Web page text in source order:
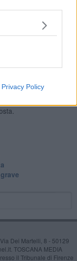
Privacy Policy
iscriviti alla
Dei Martelli, 8 - 50129
TOSCANA MEDIA
il Tribunale di Firenze